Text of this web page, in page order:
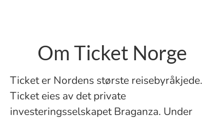
Om Ticket Norge
Ticket er Nordens største reisebyråkjede.
Ticket eies av det private
investeringsselskapet Braganza. Under